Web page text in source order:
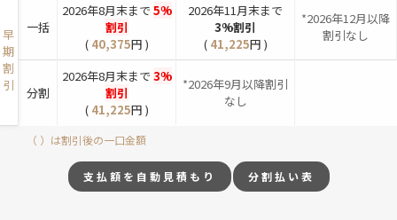
早
期
割
引
一括
2026年8月末まで 5%
割引
( 40,375円 )
2026年11月末まで
3%割引
( 41,225円 )
*2026年12月以降
割引なし
分割
2026年8月末まで 3%
割引
( 41,225円 )
*2026年9月以降割引
なし
（ ）は割引後の一口金額
支払額を自動見積もり 分割払い表